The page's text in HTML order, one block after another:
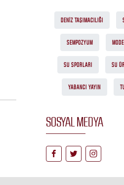
DENIZ TAŞIMACILIĞI
SEMPOZYUM
SU SPORLARI SU
YABANCI YAYIN
SOSYAL MEDYA